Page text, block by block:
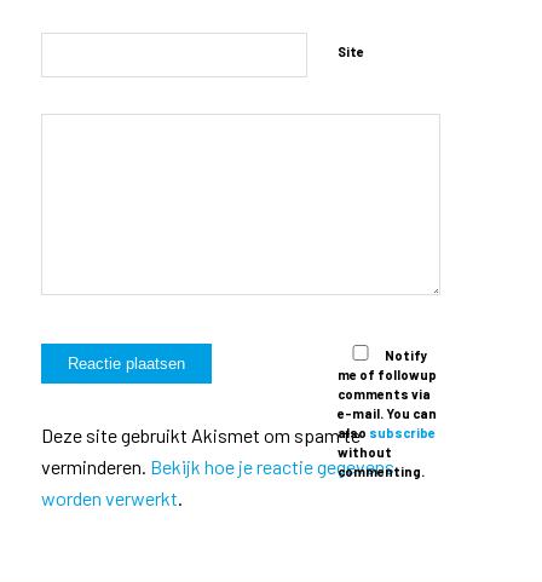
Site
Notify
me of followup
comments via
e-mail. You can
also subscribe
without
commenting.
Deze site gebruikt Akismet om spam te
verminderen. Bekijk hoe je reactie gegevens
worden verwerkt